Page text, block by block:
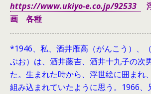
https://www.ukiyo-e.co.jp/92533
画 各種
*1946、 私、酒井雁高（がんこう）、
ぶお）は、酒井藤吉、酒井十九子の次
た。生まれた時から、浮世絵に囲まれ
組み込まれていたように思う。1966、